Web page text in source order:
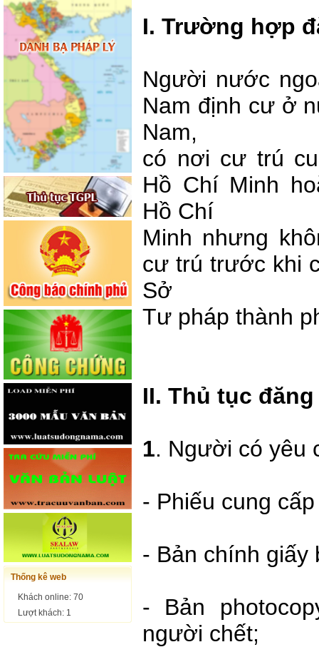
Thống kê web
Khách online: 70
Lượt khách: 1
I. Trường hợp
Người nước
Nam định cư ở
Nam,
có nơi cư trú
Hồ Chí Minh
Hồ Chí
Minh nhưng
cư trú trước khi
Sở
Tư pháp thành
II. Thủ tục
1. Người có yêu
- Phiếu cung
- Bản chính giấy
- Bản
người chết;